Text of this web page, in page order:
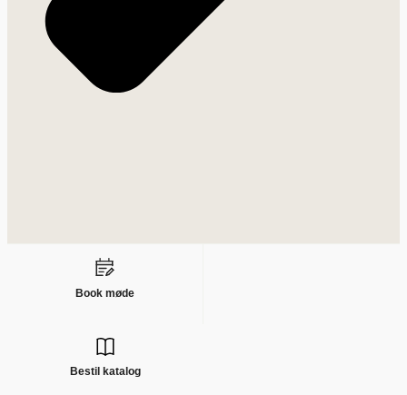
Book møde
Bestil katalog